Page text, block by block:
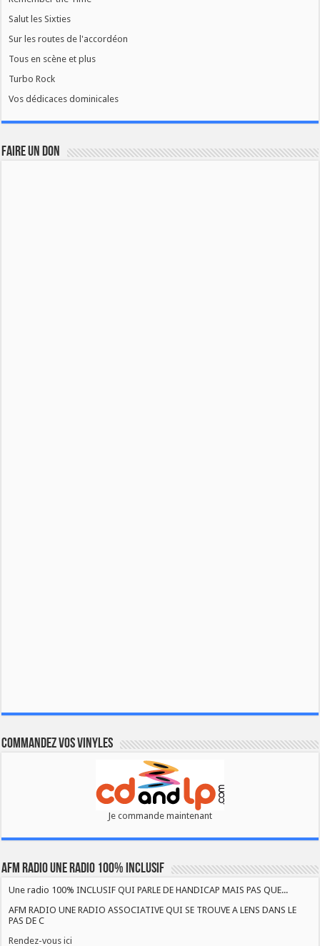
Salut les Sixties
Sur les routes de l'accordéon
Tous en scène et plus
Turbo Rock
Vos dédicaces dominicales
FAIRE UN DON
Commandez vos vinyles
Je commande maintenant
AFM RADIO UNE RADIO 100% INCLUSIF
Une radio 100% INCLUSIF QUI PARLE DE HANDICAP MAIS PAS QUE...
AFM RADIO UNE RADIO ASSOCIATIVE QUI SE TROUVE A LENS DANS LE
PAS DE C
Rendez-vous ici